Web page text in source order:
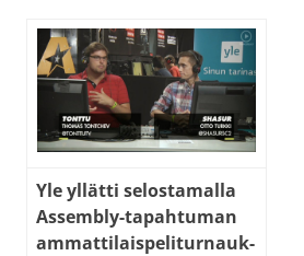
Yle yl­lät­ti se­los­ta­mal­la
As­sem­bly-ta­pah­tu­man
am­mat­ti­lais­peli­tur­nauk­